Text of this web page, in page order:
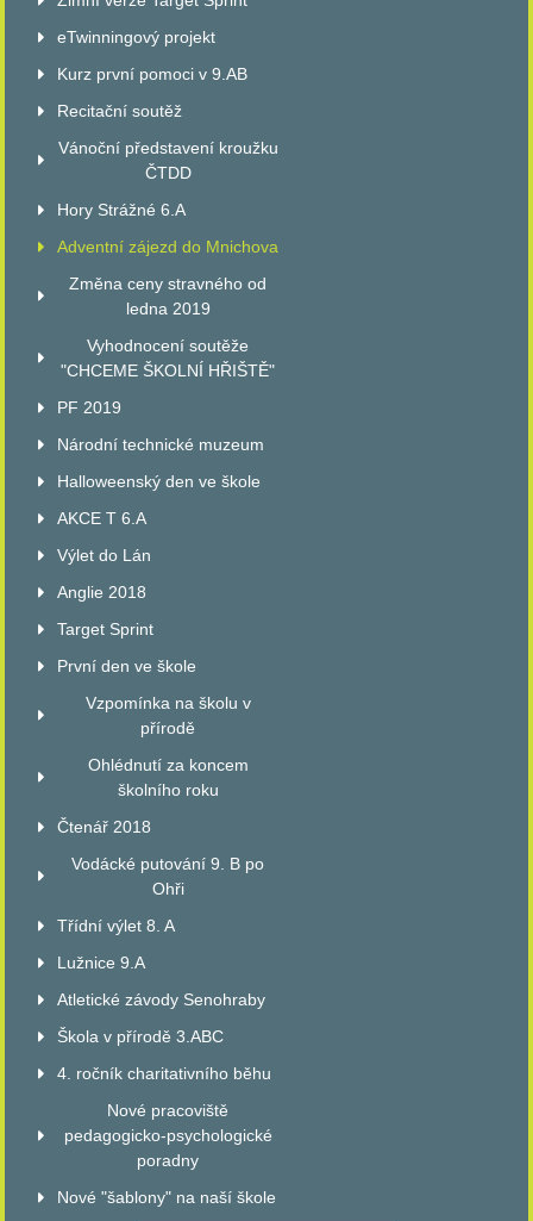
eTwinningový projekt
Kurz první pomoci v 9.AB
Recitační soutěž
Vánoční představení kroužku
ČTDD
Hory Strážné 6.A
Adventní zájezd do Mnichova
Změna ceny stravného od
ledna 2019
Vyhodnocení soutěže
"CHCEME ŠKOLNÍ HŘIŠTĚ"
PF 2019
Národní technické muzeum
Halloweenský den ve škole
AKCE T 6.A
Výlet do Lán
Anglie 2018
Target Sprint
První den ve škole
Vzpomínka na školu v
přírodě
Ohlédnutí za koncem
školního roku
Čtenář 2018
Vodácké putování 9. B po
Ohři
Třídní výlet 8. A
Lužnice 9.A
Atletické závody Senohraby
Škola v přírodě 3.ABC
4. ročník charitativního běhu
Nové pracoviště
pedagogicko-psychologické
poradny
Nové "šablony" na naší škole